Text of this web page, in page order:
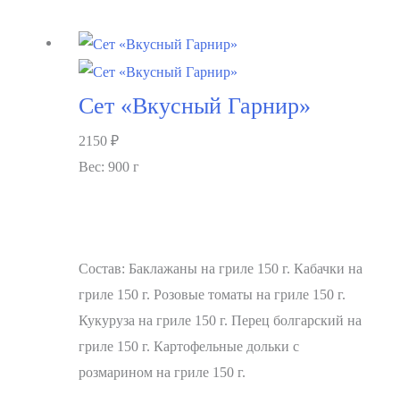
Сет «Вкусный Гарнир»
2150 ₽
Вес: 900 г
Состав: Баклажаны на гриле 150 г. Кабачки на
гриле 150 г. Розовые томаты на гриле 150 г.
Кукуруза на гриле 150 г. Перец болгарский на
гриле 150 г. Картофельные дольки с
розмарином на гриле 150 г.